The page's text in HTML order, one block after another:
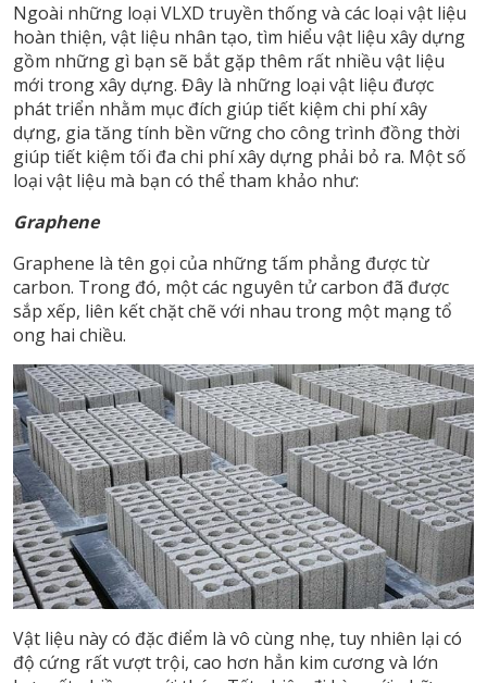
Ngoài những loại VLXD truyền thống và các loại vật liệu
hoàn thiện, vật liệu nhân tạo, tìm hiểu vật liệu xây dựng
gồm những gì bạn sẽ bắt gặp thêm rất nhiều vật liệu
mới trong xây dựng. Đây là những loại vật liệu được
phát triển nhằm mục đích giúp tiết kiệm chi phí xây
dựng, gia tăng tính bền vững cho công trình đồng thời
giúp tiết kiệm tối đa chi phí xây dựng phải bỏ ra. Một số
loại vật liệu mà bạn có thể tham khảo như:
Graphene
Graphene là tên gọi của những tấm phẳng được từ
carbon. Trong đó, một các nguyên tử carbon đã được
sắp xếp, liên kết chặt chẽ với nhau trong một mạng tổ
ong hai chiều.
Vật liệu này có đặc điểm là vô cùng nhẹ, tuy nhiên lại có
độ cứng rất vượt trội, cao hơn hẳn kim cương và lớn